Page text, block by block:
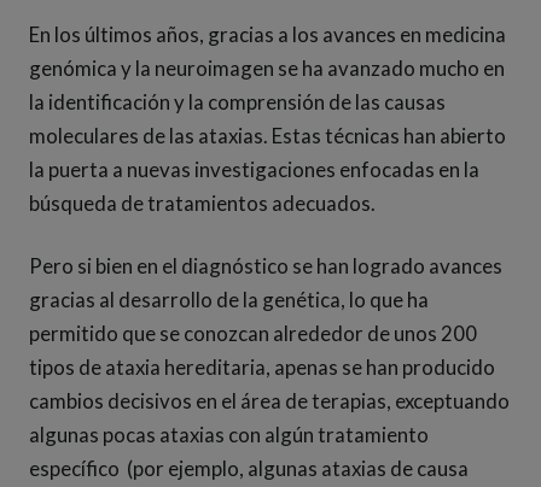
En los últimos años, gracias a los avances en medicina
genómica y la neuroimagen se ha avanzado mucho en
la identificación y la comprensión de las causas
moleculares de las ataxias. Estas técnicas han abierto
la puerta a nuevas investigaciones enfocadas en la
búsqueda de tratamientos adecuados.
Pero si bien en el diagnóstico se han logrado avances
gracias al desarrollo de la genética, lo que ha
permitido que se conozcan alrededor de unos 200
tipos de ataxia hereditaria, apenas se han producido
cambios decisivos en el área de terapias, exceptuando
algunas pocas ataxias con algún tratamiento
específico (por ejemplo, algunas ataxias de causa